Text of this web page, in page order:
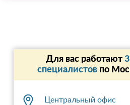
Для вас работают
специалистовпо
Центральный офис